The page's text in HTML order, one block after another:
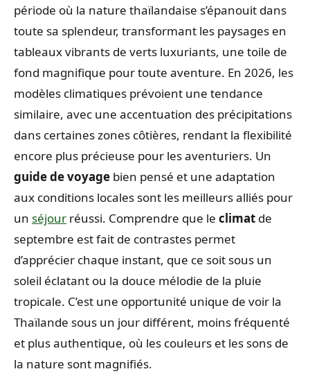
période où la nature thaïlandaise s’épanouit dans
toute sa splendeur, transformant les paysages en
tableaux vibrants de verts luxuriants, une toile de
fond magnifique pour toute aventure. En 2026, les
modèles climatiques prévoient une tendance
similaire, avec une accentuation des précipitations
dans certaines zones côtières, rendant la flexibilité
encore plus précieuse pour les aventuriers. Un
guide de voyage bien pensé et une adaptation
aux conditions locales sont les meilleurs alliés pour
un séjour réussi. Comprendre que le climat de
septembre est fait de contrastes permet
d’apprécier chaque instant, que ce soit sous un
soleil éclatant ou la douce mélodie de la pluie
tropicale. C’est une opportunité unique de voir la
Thaïlande sous un jour différent, moins fréquenté
et plus authentique, où les couleurs et les sons de
la nature sont magnifiés.